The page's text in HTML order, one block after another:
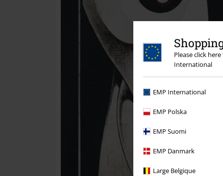
Please click
International
EMP International
EMP Polska
EMP Suomi
EMP Danmark
Large Belgique